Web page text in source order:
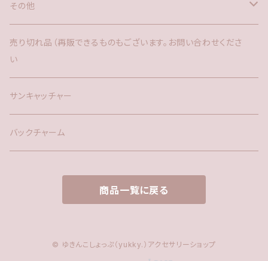
その他
バックチャーム
時計
サンキャッチャー
売り切れ品（再販できるものもございます。お問い合わせくださ
い
サンキャッチャー
バックチャーム
商品一覧に戻る
© ゆきんこしょっぷ（yukky.）アクセサリーショップ